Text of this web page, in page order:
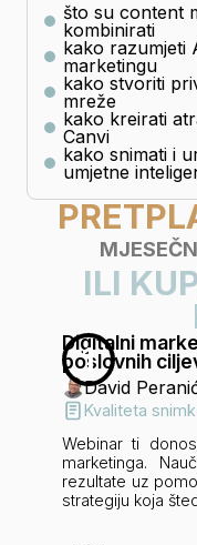
što su content
kombinirati
kako razumjeti
marketingu
kako stvoriti
mreže
kako kreirati
Canvi
kako snimati i
umjetne
ILI
1
Digitalni
poslovnih
David
Kvaliteta
Webinar ti
marketinga.
rezultate uz
strategiju koja